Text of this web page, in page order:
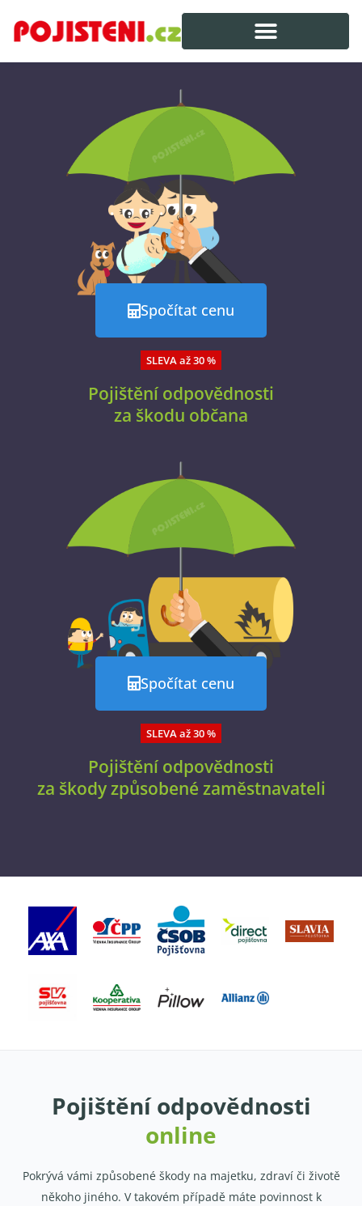
Spočítat cenu
SLEVA až 30 %
Pojištění odpovědnosti
za škodu občana
Spočítat cenu
SLEVA až 30 %
Pojištění odpovědnosti
za škody způsobené zaměstnavateli
Pojištění odpovědnosti
online
Pokrývá vámi způsobené škody na majetku, zdraví či životě
někoho jiného. V takovém případě máte povinnost k